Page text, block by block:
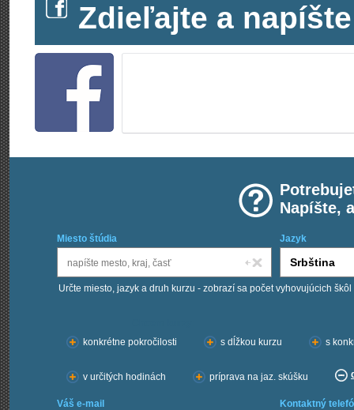
Zdieľajte a
Napíšte,
Miesto štúdia Jazyk
Určte miesto, jazyk a druh kurzu - zobrazí sa počet vyhovujúcich škôl
konkrétne pokročilosti
s dĺžkou kurzu s
v určitých hodinách príprava na jaz. skúšku
Váš e-mail Kontaktný